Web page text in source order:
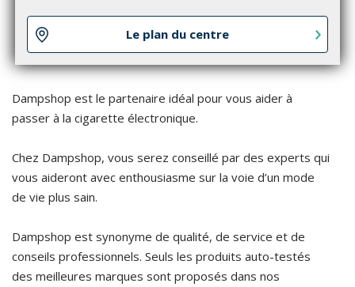
Dampshop est le partenaire idéal pour vous aider à
passer à la cigarette électronique.
Chez Dampshop, vous serez conseillé par des experts qui
vous aideront avec enthousiasme sur la voie d’un mode
de vie plus sain.
Dampshop est synonyme de qualité, de service et de
conseils professionnels. Seuls les produits auto-testés
des meilleures marques sont proposés dans nos
Le plan du centre